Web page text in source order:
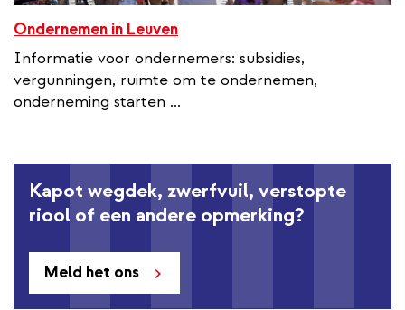
Ondernemen in Leuven
Informatie voor ondernemers: subsidies,
vergunningen, ruimte om te ondernemen,
onderneming starten ...
Meld het ons
Kapot wegdek, zwerfvuil, verstopte
riool of een andere opmerking?